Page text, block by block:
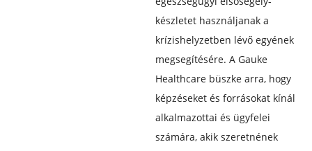
készletet használjanak a
krízishelyzetben lévő egyének
megsegítésére. A Gauke
Healthcare büszke arra, hogy
képzéseket és forrásokat kínál
alkalmazottai és ügyfelei
számára, akik szeretnének